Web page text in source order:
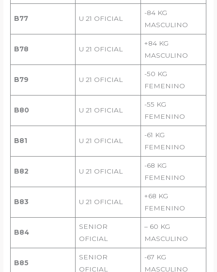
B77 U 21 OFICIAL
-84 KG
MASCULINO
B78 U 21 OFICIAL
+84 KG
MASCULINO
B79 U 21 OFICIAL
-50 KG
FEMENINO
B80 U 21 OFICIAL
-55 KG
FEMENINO
B81 U 21 OFICIAL
-61 KG
FEMENINO
B82 U 21 OFICIAL
-68 KG
FEMENINO
B83 U 21 OFICIAL
+68 KG
FEMENINO
B84
SENIOR
OFICIAL
– 60 KG
MASCULINO
B85
SENIOR
OFICIAL
-67 KG
MASCULINO